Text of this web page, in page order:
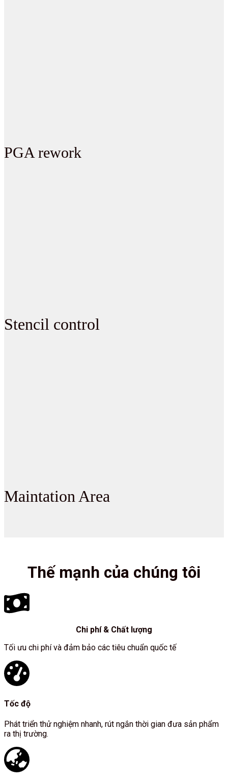
PGA rework
Stencil control
Maintation Area
Thế mạnh của chúng tôi
Chi phí & Chất lượng
Tối ưu chi phí và đảm bảo các tiêu chuẩn quốc tế
Tốc độ
Phát triển thử nghiệm nhanh, rút ngắn thời gian đưa sản phẩm
ra thị trường.